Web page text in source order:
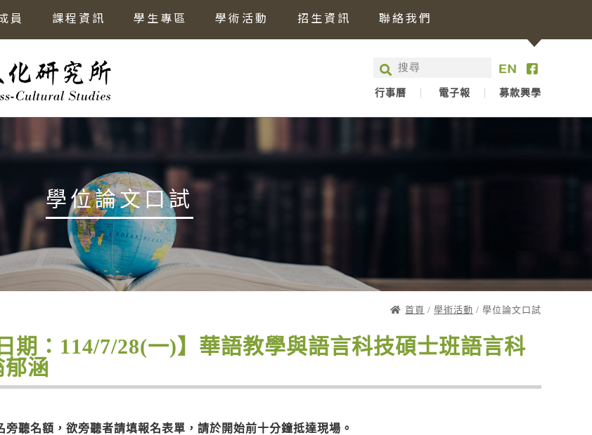
員 課程資訊 學生專區 學術活動 招生資訊 聯絡我們
行事曆 電子報 募款興學
學位論文口試
首頁 / 學術活動 / 學位論文口試
期：114/7/28(一)】華語教學與語言科技碩士班語言科
郁涵
旁聽名額，欲旁聽者請填報名表單，請於開始前十分鐘抵達現場。